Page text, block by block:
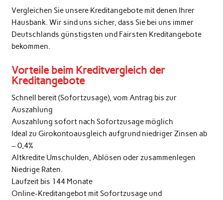
Vergleichen Sie unsere Kreditangebote mit denen Ihrer
Hausbank. Wir sind uns sicher, dass Sie bei uns immer
Deutschlands günstigsten und Fairsten Kreditangebote
bekommen.
Vorteile beim Kreditvergleich der
Kreditangebote
Schnell bereit (Sofortzusage), vom Antrag bis zur
Auszahlung
Auszahlung sofort nach Sofortzusage möglich
Ideal zu Girokontoausgleich aufgrund niedriger Zinsen ab
– 0,4%
Altkredite Umschulden, Ablösen oder zusammenlegen
Niedrige Raten.
Laufzeit bis 144 Monate
Online-Kreditangebot mit Sofortzusage und